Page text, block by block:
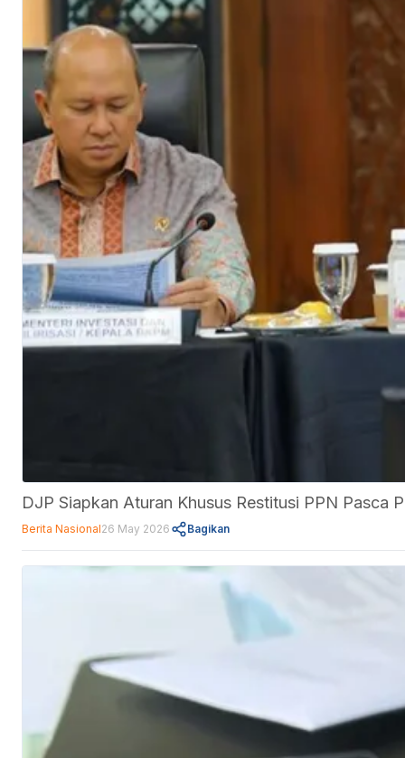
DJP Siapkan Aturan Khusus Restitusi PPN Pasca
Berita Nasional26 May 2026 Bagikan